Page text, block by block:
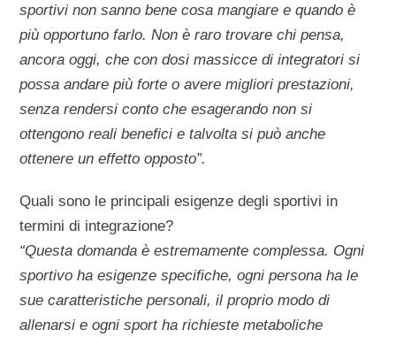
sportivi non sanno bene cosa mangiare e quando è
più opportuno farlo. Non è raro trovare chi pensa,
ancora oggi, che con dosi massicce di integratori si
possa andare più forte o avere migliori prestazioni,
senza rendersi conto che esagerando non si
ottengono reali benefici e talvolta si può anche
ottenere un effetto opposto”.
Quali sono le principali esigenze degli sportivi in
termini di integrazione?
“Questa domanda è estremamente complessa. Ogni
sportivo ha esigenze specifiche, ogni persona ha le
sue caratteristiche personali, il proprio modo di
allenarsi e ogni sport ha richieste metaboliche